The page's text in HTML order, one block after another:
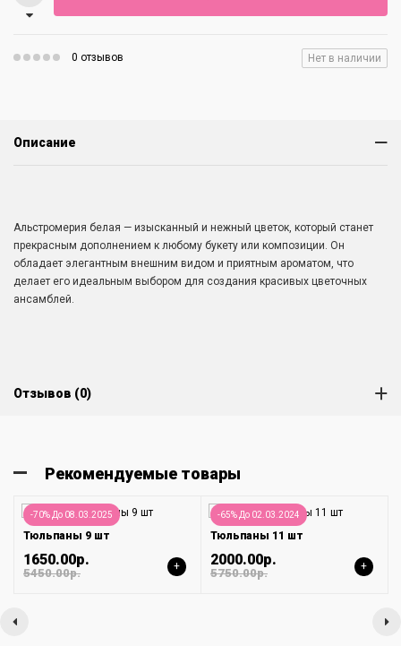
0 отзывов Нет в наличии
Описание
Альстромерия белая — изысканный и нежный цветок, который станет
прекрасным дополнением к любому букету или композиции. Он
обладает элегантным внешним видом и приятным ароматом, что
делает его идеальным выбором для создания красивых цветочных
ансамблей.
Отзывов (0)
Рекомендуемые товары
-70% До 08.03.2025
Тюльпаны 9 шт
1650.00р.
5450.00р. +
-65% До 02.03.2024
Тюльпаны 11 шт
2000.00р.
5750.00р. +